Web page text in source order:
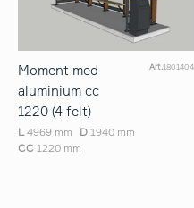
Moment med
aluminium cc
1220 (4 felt)
Art.1801404
L 4969 mm D 1940 mm
CC 1220 mm